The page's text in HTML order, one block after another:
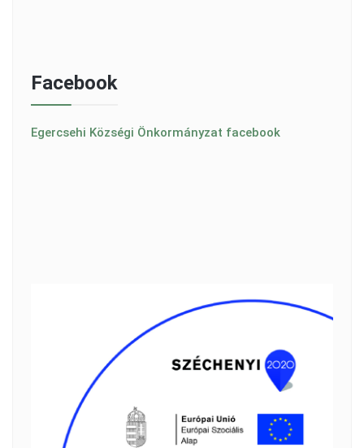
Facebook
Egercsehi Községi Önkormányzat facebook